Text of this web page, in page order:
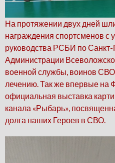
На протяжении двух дней
награждения спортсменов с
руководства РСБИ по Санкт-
Администрации
военной службы, воинов
лечению. Так же впервые на
официальная выставка
канала «Рыбарь»,
долга наших Героев в СВО.